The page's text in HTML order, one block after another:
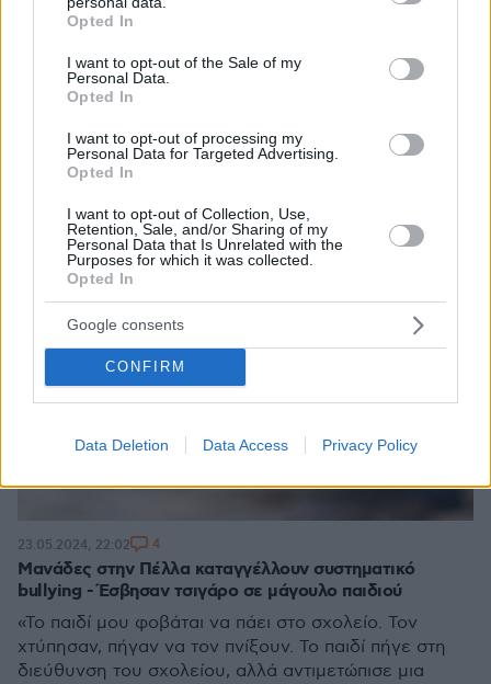
grant or deny consent to Google and its third-party tags to
use your data for below specified purposes in below Google
consent section.
Opted In
I want to opt-out of the Sale of my
Personal Data.
Opted In
I want to opt-out of processing my
Personal Data for Targeted Advertising.
Opted In
I want to opt-out of Collection, Use,
Retention, Sale, and/or Sharing of my
Personal Data that Is Unrelated with the
Purposes for which it was collected.
Opted In
Google consents
CONFIRM
Data Deletion Data Access Privacy Policy
συναντήσεων με εκπαιδευτικούς
Μανάδες στην Πέλλα καταγγέλλουν συστηματικό
bullying - Έσβησαν τσιγάρο σε μάγουλο παιδιού
«Το παιδί μου φοβάται να πάει στο σχολείο. Τον
χτύπησαν, πήγαν να τον πνίξουν. Το παιδί πήγε στη
διεύθυνση του σχολείου, αλλά αντιμετώπισε μια
23.05.2024, 22:02 4